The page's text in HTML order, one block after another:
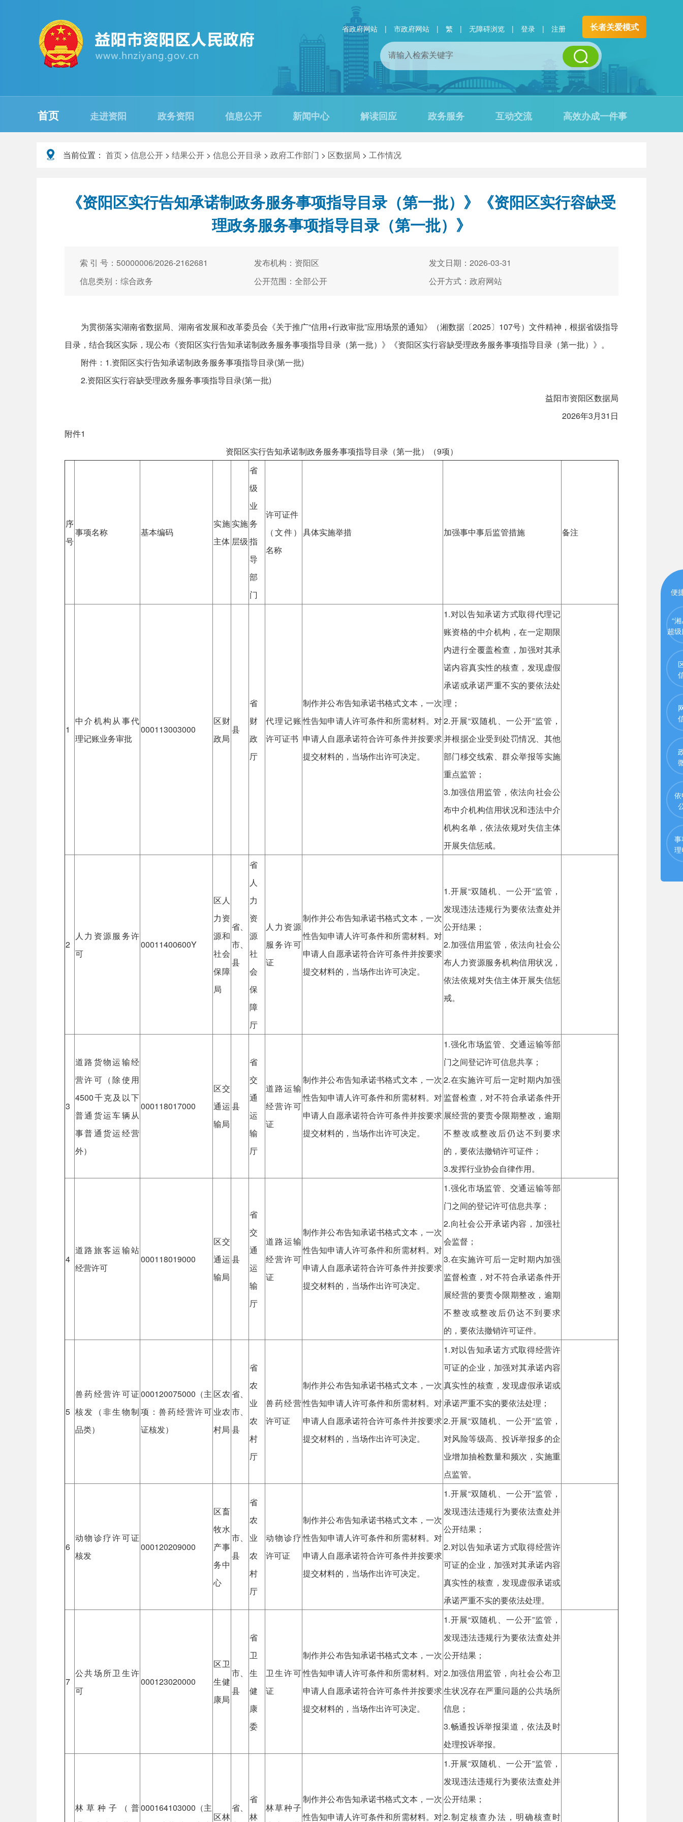
省政府网站 | 市政府网站 | 繁 | 无障碍浏览 | 登录 | 注册 长者关爱模式
首页 走进资阳 政务资阳 信息公开 新闻中心 解读回应 政务服务 互动交流 高效办成一件事
当前位置： 首页 > 信息公开 > 结果公开 > 信息公开目录 > 政府工作部门 > 区数据局 > 工作情况
《资阳区实行告知承诺制政务服务事项指导目录（第一批）》《资阳区实行容缺受
理政务服务事项指导目录（第一批）》
索 引 号：50000006/2026-2162681 发布机构：资阳区
发文日期：2026-03-31
信息类别：综合政务
公开范围：全部公开 公开方式：政府网站
为贯彻落实湖南省数据局、湖南省发展和改革委员会《关于推广“信用+行政审批”应用场景的通知》（湘数据〔2025〕107号）文件精神，根据省级指导
目录，结合我区实际，现公布《资阳区实行告知承诺制政务服务事项指导目录（第一批）》《资阳区实行容缺受理政务服务事项指导目录（第一批）》。
附件：1.资阳区实行告知承诺制政务服务事项指导目录(第一批)
2.资阳区实行容缺受理政务服务事项指导目录(第一批)
益阳市资阳区数据局
2026年3月31日
附件1
资阳区实行告知承诺制政务服务事项指导目录（第一批）（9项）
序
号
事项名称 基本编码
实施
主体
实施
层级
省
级
业
务
指
导
部
门
许可证件
（文件）
名称
具体实施举措 加强事中事后监管措施 备注
1
中介机构从事代
理记账业务审批
000113003000
区财
政局
县
省
财
政
厅
代理记账
许可证书
制作并公布告知承诺书格式文本，一次
性告知申请人许可条件和所需材料。对
申请人自愿承诺符合许可条件并按要求
提交材料的，当场作出许可决定。
1.对以告知承诺方式取得代理记
账资格的中介机构，在一定期限
内进行全覆盖检查，加强对其承
诺内容真实性的核查，发现虚假
承诺或承诺严重不实的要依法处
理；
2.开展“双随机、一公开”监管，
并根据企业受到处罚情况、其他
部门移交线索、群众举报等实施
重点监管；
3.加强信用监管，依法向社会公
布中介机构信用状况和违法中介
机构名单，依法依规对失信主体
开展失信惩戒。
2
人力资源服务许
可
00011400600Y
区人
力资
源和
社会
保障
局
省、
市、
县
省
人
力
资
源
社
会
保
障
厅
人力资源
服务许可
证
制作并公布告知承诺书格式文本，一次
性告知申请人许可条件和所需材料。对
申请人自愿承诺符合许可条件并按要求
提交材料的，当场作出许可决定。
1.开展“双随机、一公开”监管，
发现违法违规行为要依法查处并
公开结果；
2.加强信用监管，依法向社会公
布人力资源服务机构信用状况，
依法依规对失信主体开展失信惩
戒。
3
道路货物运输经
营许可（除使用
4500千克及以下
普通货运车辆从
事普通货运经营
外）
000118017000
区交
通运
输局
县
省
交
通
运
输
厅
道路运输
经营许可
证
制作并公布告知承诺书格式文本，一次
性告知申请人许可条件和所需材料。对
申请人自愿承诺符合许可条件并按要求
提交材料的，当场作出许可决定。
1.强化市场监管、交通运输等部
门之间登记许可信息共享；
2.在实施许可后一定时期内加强
监督检查，对不符合承诺条件开
展经营的要责令限期整改，逾期
不整改或整改后仍达不到要求
的，要依法撤销许可证件；
3.发挥行业协会自律作用。
4
道路旅客运输站
经营许可
000118019000
区交
通运
输局
县
省
交
通
运
输
厅
道路运输
经营许可
证
制作并公布告知承诺书格式文本，一次
性告知申请人许可条件和所需材料。对
申请人自愿承诺符合许可条件并按要求
提交材料的，当场作出许可决定。
1.强化市场监管、交通运输等部
门之间的登记许可信息共享；
2.向社会公开承诺内容，加强社
会监督；
3.在实施许可后一定时期内加强
监督检查，对不符合承诺条件开
展经营的要责令限期整改，逾期
不整改或整改后仍达不到要求
的，要依法撤销许可证件。
5
兽药经营许可证
核发（非生物制
品类）
000120075000（主
项：兽药经营许可
证核发）
区农
业农
村局
省、
市、
县
省
农
业
农
村
厅
兽药经营
许可证
制作并公布告知承诺书格式文本，一次
性告知申请人许可条件和所需材料。对
申请人自愿承诺符合许可条件并按要求
提交材料的，当场作出许可决定。
1.对以告知承诺方式取得经营许
可证的企业，加强对其承诺内容
真实性的核查，发现虚假承诺或
承诺严重不实的要依法处理；
2.开展“双随机、一公开”监管，
对风险等级高、投诉举报多的企
业增加抽检数量和频次，实施重
点监管。
6
动物诊疗许可证
核发
000120209000
区畜
牧水
产事
务中
心
市、
县
省
农
业
农
村
厅
动物诊疗
许可证
制作并公布告知承诺书格式文本，一次
性告知申请人许可条件和所需材料。对
申请人自愿承诺符合许可条件并按要求
提交材料的，当场作出许可决定。
1.开展“双随机、一公开”监管，
发现违法违规行为要依法查处并
公开结果；
2.对以告知承诺方式取得经营许
可证的企业，加强对其承诺内容
真实性的核查，发现虚假承诺或
承诺严重不实的要依法处理。
7
公共场所卫生许
可
000123020000
区卫
生健
康局
市、
县
省
卫
生
健
康
委
卫生许可
证
制作并公布告知承诺书格式文本，一次
性告知申请人许可条件和所需材料。对
申请人自愿承诺符合许可条件并按要求
提交材料的，当场作出许可决定。
1.开展“双随机、一公开”监管，
发现违法违规行为要依法查处并
公开结果；
2.加强信用监管，向社会公布卫
生状况存在严重问题的公共场所
信息；
3.畅通投诉举报渠道，依法及时
处理投诉举报。
林草种子（普000164103000（主
区林
省、
省
林
林草种子
制作并公布告知承诺书格式文本，一次
性告知申请人许可条件和所需材料。对
1.开展“双随机、一公开”监管，
发现违法违规行为要依法查处并
公开结果；
2.制定核查办法，明确核查时
便
“
超